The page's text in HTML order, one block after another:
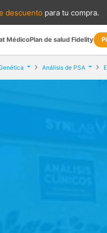
descuento para tu compra.
MédicoPlan de salud Fidelity
Análisis de PSA